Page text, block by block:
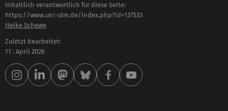
Inhaltlich verantwortlich für diese Seite:
https://www.uni-ulm.de/index.php?id=137533
Heike Schewe
Zuletzt bearbeitet:
11 . April 2026